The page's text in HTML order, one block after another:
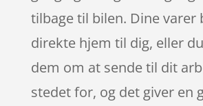
tilbage til bilen. Dine varer
direkte hjem til dig, eller
dem om at sende til dit
stedet for, og det giver en